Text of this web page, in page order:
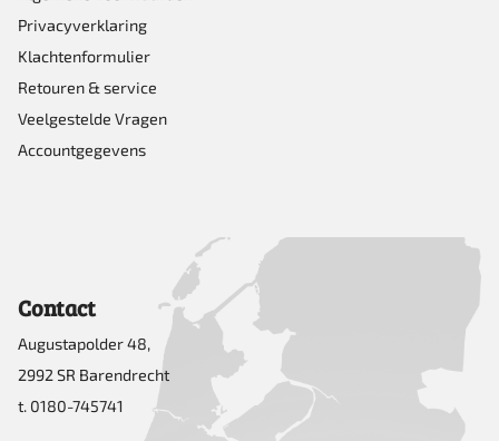
Privacyverklaring
Klachtenformulier
Retouren & service
Veelgestelde Vragen
Accountgegevens
Contact
Augustapolder 48,
2992 SR Barendrecht
t. 0180-745741